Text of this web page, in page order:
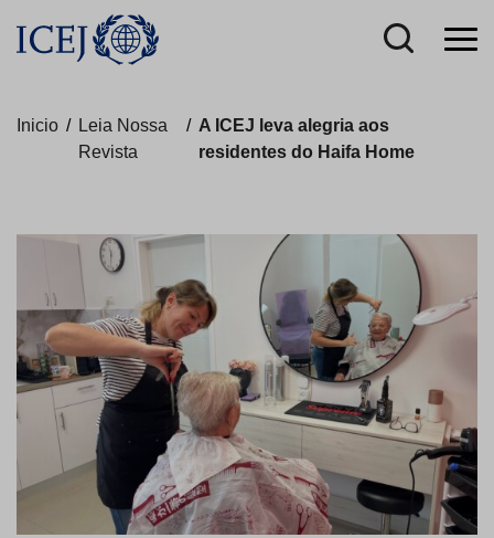
Inicio / Leia Nossa
Revista
/ A ICEJ leva alegria aos
residentes do Haifa Home